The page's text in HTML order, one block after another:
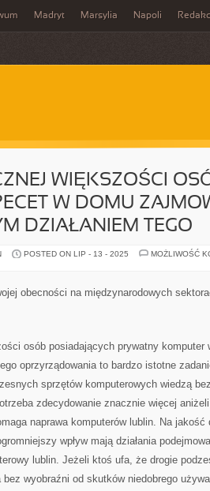
Madryt Marsylia Napoli
WIĘKSZOŚCI
W DOMU
DZIAŁANIEM TEGO
POSTED ON LIP - 13 - 2025
MOŻLIWOŚĆ
obecności na międzynarodowych
osób posiadających prywatny komputer
oprzyrządowania to bardzo istotne
sprzętów komputerowych wiedzą
zdecydowanie znacznie więcej
naprawa komputerów lublin. Na jakość
wpływ mają działania
lublin. Jeżeli ktoś ufa, że drogie
bez wyobraźni od skutków niedobrego